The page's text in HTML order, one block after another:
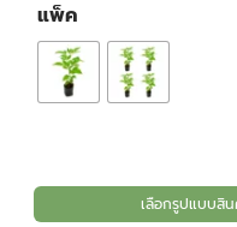
แพ็ค
เลือกรูปแบบสิน